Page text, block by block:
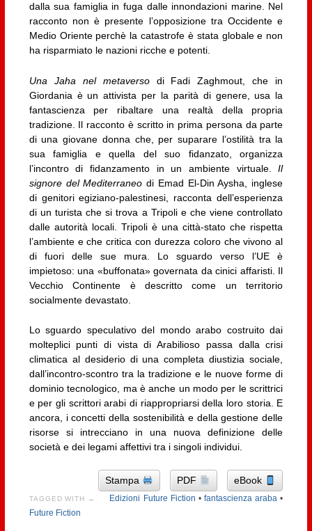
dalla sua famiglia in fuga dalle innondazioni marine. Nel
racconto non è presente l’opposizione tra Occidente e
Medio Oriente perchè la catastrofe è stata globale e non
ha risparmiato le nazioni ricche e potenti.
Una Jaha nel metaversodi Fadi Zaghmout, che in
Giordania è un attivista per la parità di genere, usa la
fantascienza per ribaltare una realtà della propria
tradizione. Il racconto è scritto in prima persona da parte
di una giovane donna che, per suparare l’ostilità tra la
sua famiglia e quella del suo fidanzato, organizza
l’incontro di fidanzamento in un ambiente virtuale.Il
signore del Mediterraneo di Emad El-Din Aysha, inglese
di genitori egiziano-palestinesi, racconta dell’esperienza
di un turista che si trova a Tripoli e che viene controllato
dalle autorità locali. Tripoli è una città-stato che rispetta
l’ambiente e che critica con durezza coloro che vivono al
di fuori delle sue mura. Lo sguardo verso l’UE è
impietoso: una «buffonata» governata da cinici affaristi. Il
Vecchio Continente è descritto come un territorio
socialmente devastato.
Lo sguardo speculativo del mondo arabo costruito dai
molteplici punti di vista di Arabilioso passa dalla crisi
climatica al desiderio di una completa diustizia sociale,
dall’incontro-scontro tra la tradizione e le nuove forme di
dominio tecnologico, ma è anche un modo per le scrittrici
e per gli scrittori arabi di riappropriarsi della loro storia. E
ancora, i concetti della sostenibilità e della gestione delle
risorse si intrecciano in una nuova definizione delle
società e dei legami affettivi tra i singoli individui.
Stampa PDF eBook
TAGGED WITH → Edizioni Future Fiction • fantascienza araba •
Future Fiction